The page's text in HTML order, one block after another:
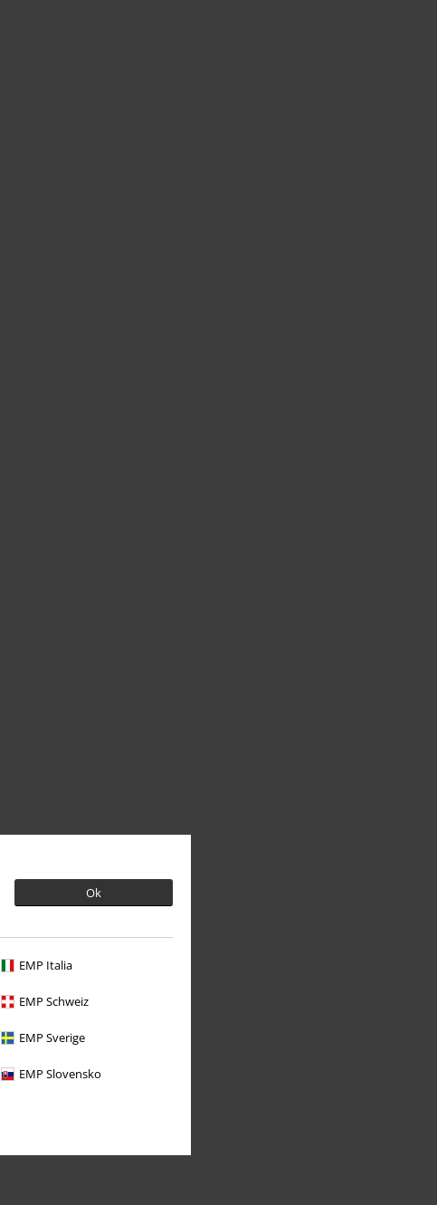
Ok
EMP Italia
EMP Schweiz
EMP Sverige
EMP Slovensko